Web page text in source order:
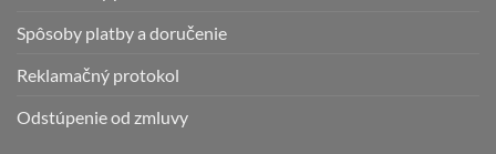
Spôsoby platby a doručenie
Reklamačný protokol
Odstúpenie od zmluvy